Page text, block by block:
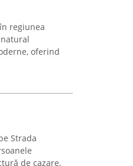
regiunea
oferind
Strada
de cazare,